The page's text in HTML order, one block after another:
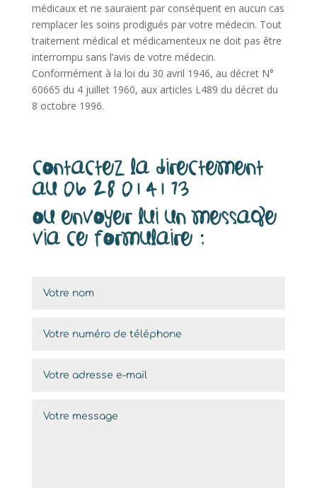
médicaux et ne sauraient par conséquent en aucun cas
remplacer les soins prodigués par votre médecin. Tout
traitement médical et médicamenteux ne doit pas être
interrompu sans l’avis de votre médecin.
Conformément à la loi du 30 avril 1946, au décret N°
60665 du 4 juillet 1960, aux articles L489 du décret du
8 octobre 1996.
Contactez la directement
au 06 28 01 41 73
ou envoyer lui un message
via ce formulaire :